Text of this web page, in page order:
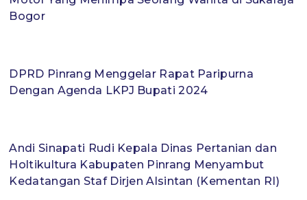
Bogor
DPRD Pinrang Menggelar Rapat Paripurna
Dengan Agenda LKPJ Bupati 2024
Andi Sinapati Rudi Kepala Dinas Pertanian dan
Holtikultura Kabupaten Pinrang Menyambut
Kedatangan Staf Dirjen Alsintan (Kementan RI)